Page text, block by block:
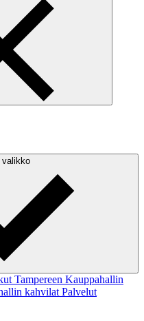
valikko
Tampereen Kauppahallin
kahvilat Palvelut